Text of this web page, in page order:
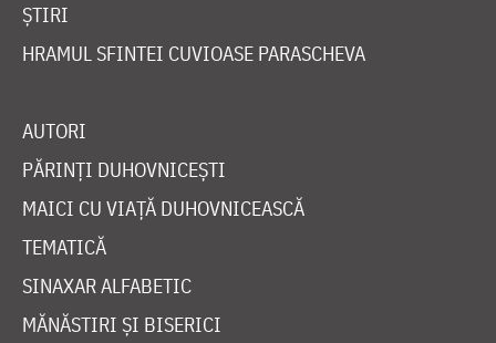
ȘTIRI
HRAMUL SFINTEI CUVIOASE PARASCHEVA
AUTORI
PĂRINȚI DUHOVNICEȘTI
MAICI CU VIAȚĂ DUHOVNICEASCĂ
TEMATICĂ
SINAXAR ALFABETIC
MĂNĂSTIRI ȘI BISERICI